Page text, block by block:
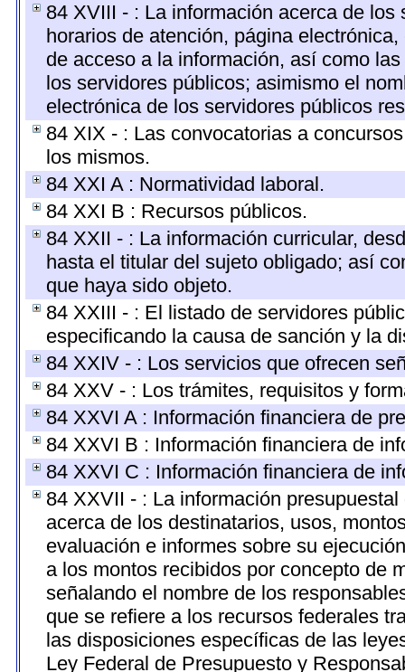
84 XVIII - : La información acerca de
horarios de atención, página
de acceso a la información, así como
los servidores públicos; asimismo el
electrónica de los servidores públicos
84 XIX - : Las convocatorias a
los mismos.
84 XXI A : Normatividad laboral.
84 XXI B : Recursos públicos.
84 XXII - : La información curricular,
hasta el titular del sujeto obligado; así
que haya sido objeto.
84 XXIII - : El listado de servidores
especificando la causa de sanción y la
84 XXIV - : Los servicios que ofrecen
84 XXV - : Los trámites, requisitos y
84 XXVI A : Información financiera de
84 XXVI B : Información financiera de
84 XXVI C : Información financiera de
84 XXVII - : La información
acerca de los destinatarios, usos,
evaluación e informes sobre su
a los montos recibidos por concepto de
señalando el nombre de los
que se refiere a los recursos federales
las disposiciones específicas de las
Ley Federal de Presupuesto y